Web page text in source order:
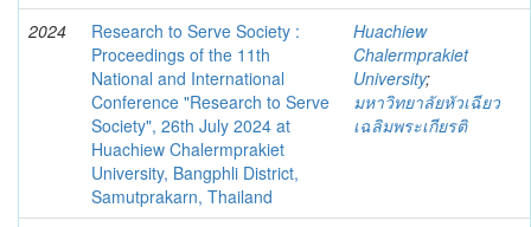
2024
Research to Serve Society :
Proceedings of the 11th
National and International
Conference "Research to Serve
Society", 26th July 2024 at
Huachiew Chalermprakiet
University, Bangphli District,
Samutprakarn, Thailand
Huachiew
Chalermprakiet
University;
มหาวิทยาลัยหัวเฉียว
เฉลิมพระเกียรติ